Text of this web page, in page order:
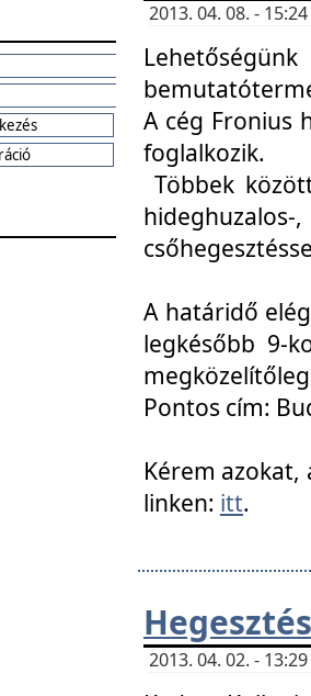
2013. 04. 08. -
A cég Fronius
foglalkozik.
Többek
A határidő
legkésőbb 9-
Pontos cím:
Kérem azokat,
linken: itt.
2013. 04. 02. -